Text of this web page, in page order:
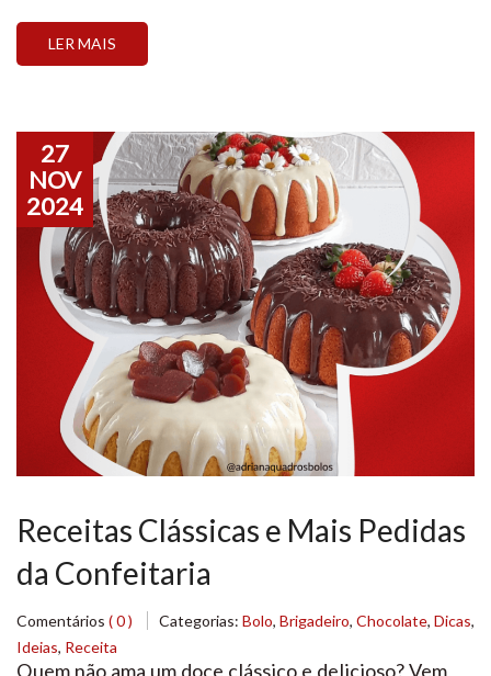
que tudo saia perfeitamente bem. Usar a forma
adequada para cada […]
LER MAIS
Receitas Clássicas e Mais Pedidas
da Confeitaria
Comentários ( 0 ) Categorias: Bolo, Brigadeiro, Chocolate, Dicas,
Ideias, Receita
Quem não ama um doce clássico e delicioso? Vem
27
NOV
2024